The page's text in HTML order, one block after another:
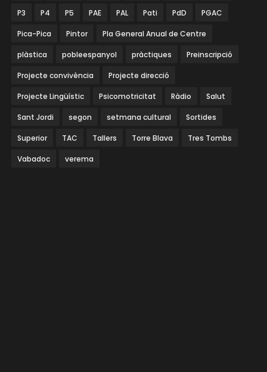
P3 P4 P5 PAE PAL Pati PdD PGAC
Pica-Pica Pintor Pla General Anual de Centre
plàstica pobleespanyol pràctiques Preinscripció
Projecte convivència Projecte direcció
Projecte Lingüístic Psicomotricitat Ràdio Salut
Sant Jordi segon setmana cultural Sortides
Superior TAC Tallers Torre Blava Tres Tombs
Vabadoc verema